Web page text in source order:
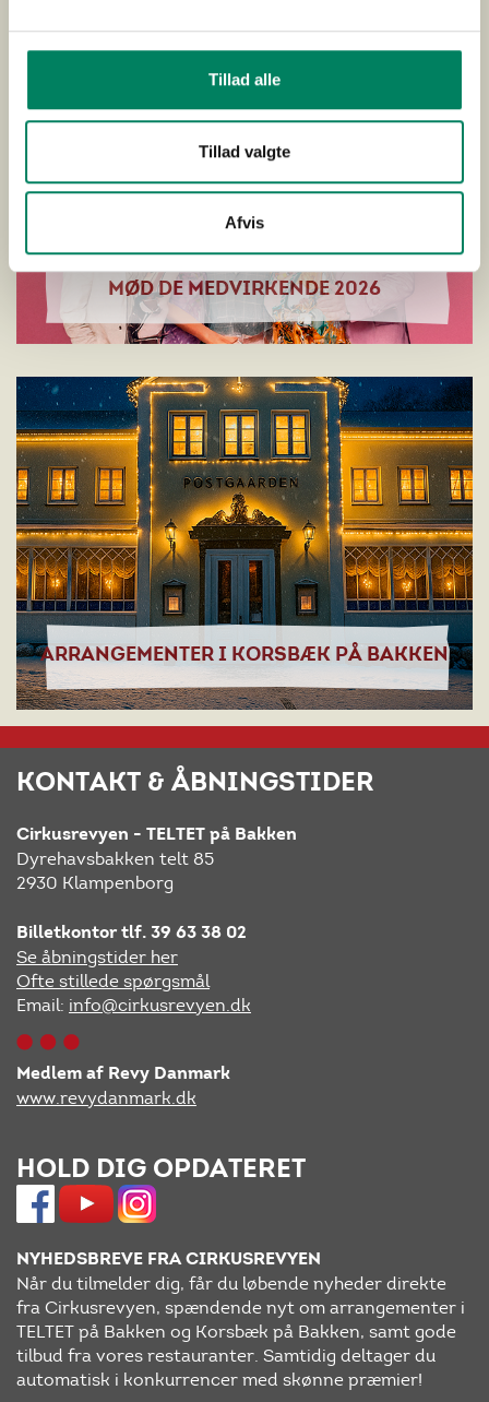
Tillad alle
Tillad valgte
Afvis
MØD DE MEDVIRKENDE 2026
ARRANGEMENTER I KORSBÆK PÅ BAKKEN
KONTAKT & ÅBNINGSTIDER
Cirkusrevyen - TELTET på Bakken
Dyrehavsbakken telt 85
2930 Klampenborg
Billetkontor tlf. 39 63 38 02
Se åbningstider her
Ofte stillede spørgsmål
Email: info@cirkusrevyen.dk
Medlem af Revy Danmark
www.revydanmark.dk
HOLD DIG OPDATERET
NYHEDSBREVE FRA CIRKUSREVYEN
Når du tilmelder dig, får du løbende nyheder direkte
fra Cirkusrevyen, spændende nyt om arrangementer i
TELTET på Bakken og Korsbæk på Bakken, samt gode
tilbud fra vores restauranter. Samtidig deltager du
automatisk i konkurrencer med skønne præmier!